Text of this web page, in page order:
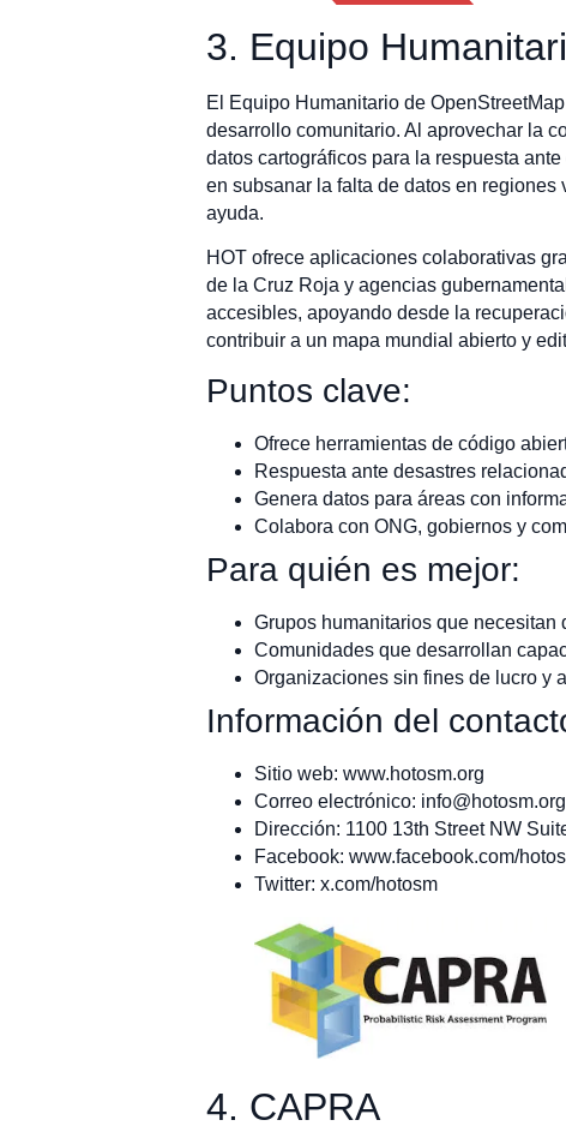
3. Equipo
El Equipo Humanitario de
desarrollo comunitario. Al aprovechar la
datos cartográficos para la respuesta
en subsanar la falta de datos en
ayuda.
HOT ofrece aplicaciones colaborativas
de la Cruz Roja y agencias
accesibles, apoyando desde la
contribuir a un mapa mundial abierto y
Puntos clave:
Ofrece herramientas de código
Respuesta ante desastres
Genera datos para áreas con
Colabora con ONG, gobiernos y
Para quién es mejor:
Grupos humanitarios que necesitan
Comunidades que desarrollan
Organizaciones sin fines de lucro y
Información del
Sitio web: www.hotosm.org
Correo electrónico: info@hotosm.org
Dirección: 1100 13th Street NW
Facebook: www.facebook.com/
Twitter: x.com/hotosm
4. CAPRA